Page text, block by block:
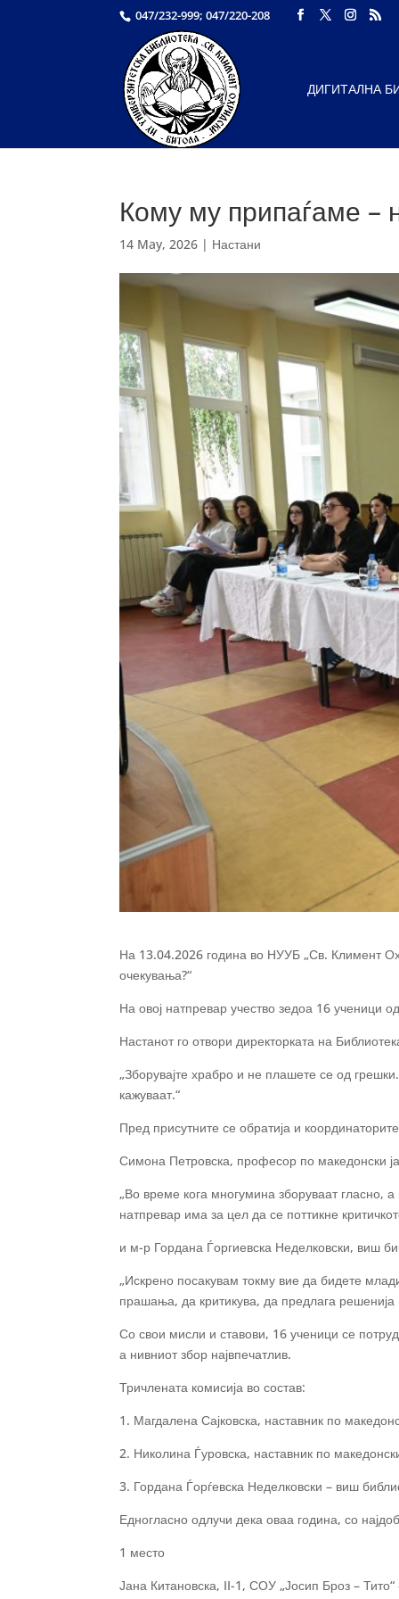
047/232-999; 047/220-208
ДИГИТАЛНА
Кому му припаѓаме –
14 May, 2026 | Настани
На 13.04.2026 година во НУУБ „Св. Климент
очекувања?“
На овој натпревар учество зедоа 16 ученици
Настанот го отвори директорката на
„Зборувајте храбро и не плашете се од
кажуваат.“
Пред присутните се обратија и
Симона Петровска, професор по македонски
„Во време кога многумина зборуваат гласно,
натпревар има за цел да се поттикне
и м-р Гордана Ѓоргиевска Неделковски, виш
„Искрено посакувам токму вие да бидете
прашања, да критикува, да предлага решенија
Со свои мисли и ставови, 16 ученици се
а нивниот збор највпечатлив.
Тричлената комисија во состав:
1. Магдалена Сајковска, наставник по
2. Николина Ѓуровска, наставник по
3. Гордана Ѓорѓевска Неделковски – виш
Едногласно одлучи дека оваа година, со
1 место
Јана Китановска, II-1, СОУ „Јосип Броз –